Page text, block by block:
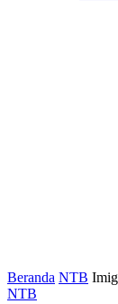
Beranda NTB
NTB